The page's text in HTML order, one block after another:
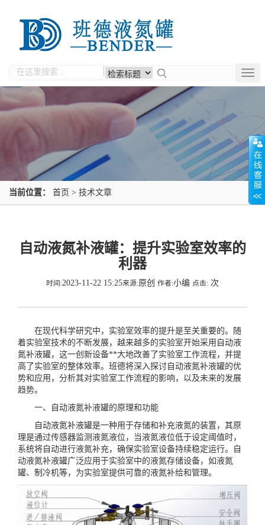
当前位置： 首页 > 技术文章
自动液氮补液罐：提升实验室效率的
利器
时间:2023-11-22 15:25来源:原创 作者:小编 点击: 次
在现代科学研究中，实验室效率的提升是至关重要的。随
着实验室技术的不断发展，越来越多的实验室开始采用自动液
氮补液罐，这一创新设备**大地改善了实验室工作流程，并提
高了实验室的整体效率。班德将深入探讨自动液氮补液罐的优
势和应用，分析其对实验室工作流程的影响，以及未来的发展
趋势。
一、自动液氮补液罐的原理和功能
自动液氮补液罐是一种用于存储和补充液氮的装置，其原
理是通过传感器监测液氮液位，当液氮液位低于设定阈值时，
系统将自动进行液氮补充，确保实验室设备持续稳定运行。自
动液氮补液罐广泛应用于实验室中的液氮存储设备，如液氮
罐、制冷机等，为实验室提供可靠的液氮补给和管理。